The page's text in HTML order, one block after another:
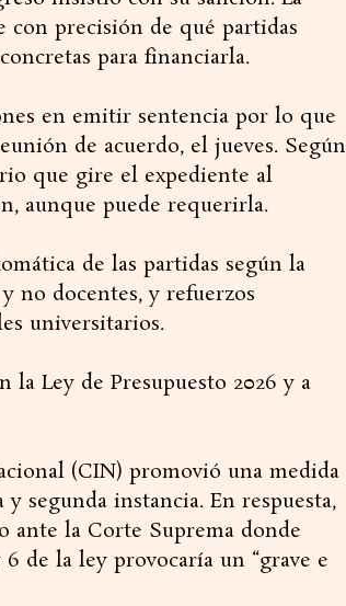
precisión de qué partidas
para financiarla.
en emitir sentencia por lo que
de acuerdo, el jueves. Según
que gire el expediente al
aunque puede requerirla.
de las partidas según la
no docentes, y refuerzos
universitarios.
Ley de Presupuesto 2026 y a
(CIN) promovió una medida
segunda instancia. En respuesta,
la Corte Suprema donde
de la ley provocaría un “grave e